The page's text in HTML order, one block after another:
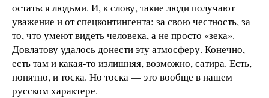
остаться людьми. И, к слову, такие люди получают
уважение и от спецконтингента: за свою честность, за
то, что умеют видеть человека, а не просто «зека».
Довлатову удалось донести эту атмосферу. Конечно,
есть там и какая-то излишняя, возможно, сатира. Есть,
понятно, и тоска. Но тоска — это вообще в нашем
русском характере.